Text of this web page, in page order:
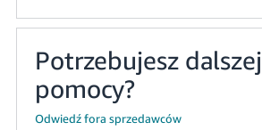
Potrzebujesz dalszej
pomocy?
Odwiedź fora sprzedawców